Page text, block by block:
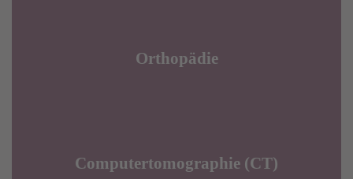
Orthopädie
Computertomographie (CT)